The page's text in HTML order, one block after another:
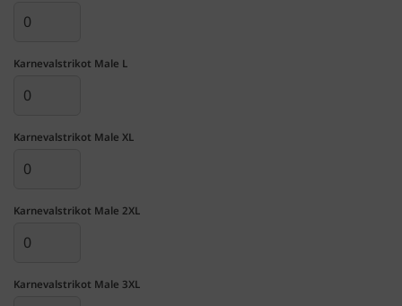
Karnevalstrikot Male L
Karnevalstrikot Male XL
Karnevalstrikot Male 2XL
Karnevalstrikot Male 3XL